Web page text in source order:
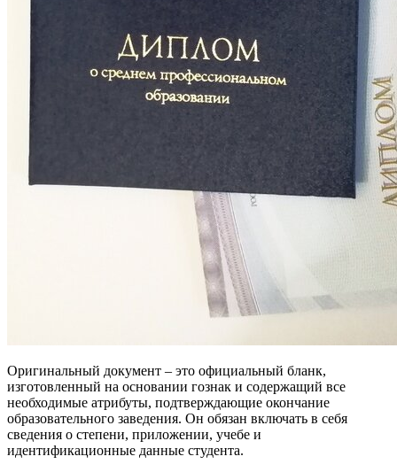
Оригинальный документ – это официальный бланк,
изготовленный на основании гознак и содержащий все
необходимые атрибуты, подтверждающие окончание
образовательного заведения. Он обязан включать в себя
сведения о степени, приложении, учебе и
идентификационные данные студента.